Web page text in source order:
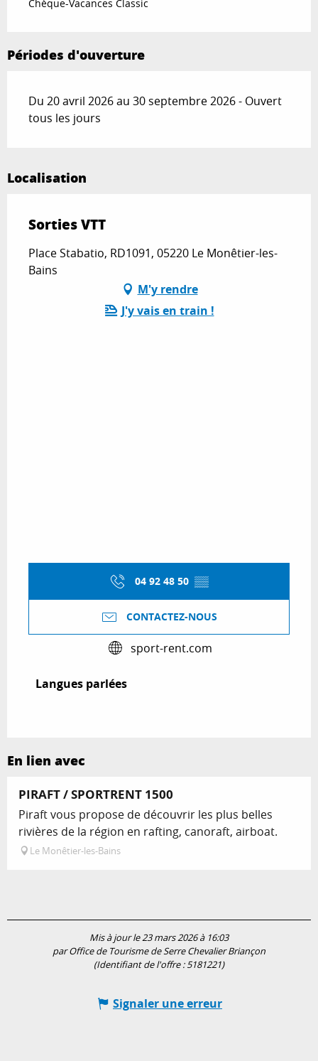
Chèque-Vacances Classic
Périodes d'ouverture
Du 20 avril 2026 au 30 septembre 2026 - Ouvert
tous les jours
Localisation
Sorties VTT
Place Stabatio, RD1091, 05220 Le Monêtier-les-
Bains
M'y rendre
J'y vais en train !
04 92 48 50 ▒▒
CONTACTEZ-NOUS
sport-rent.com
Langues parlées
Langues parlées
En lien avec
PIRAFT / SPORTRENT 1500
Piraft vous propose de découvrir les plus belles
rivières de la région en rafting, canoraft, airboat.
Le Monêtier-les-Bains
Mis à jour le 23 mars 2026 à 16:03
par Office de Tourisme de Serre Chevalier Briançon
(Identifiant de l'offre :5181221)
Signaler une erreur